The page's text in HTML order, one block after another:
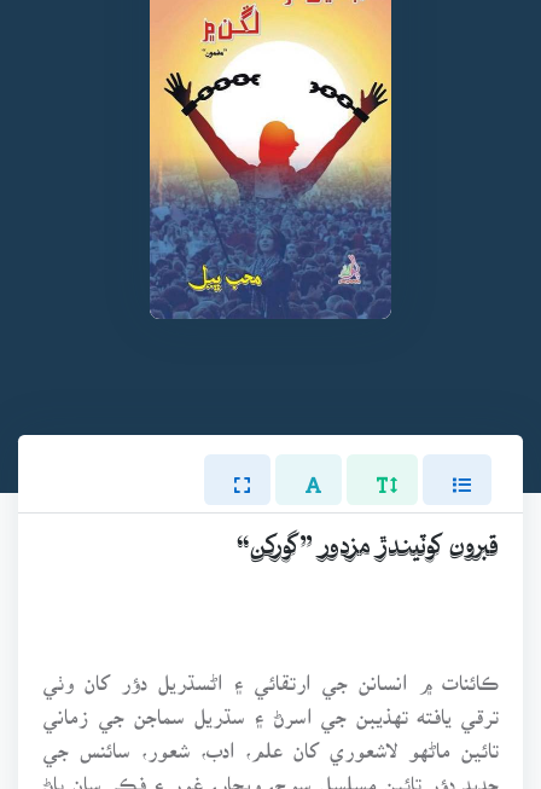
قبرون کوٽيندڙ مزدور ”گورکن“
ڪائنات ۾ انسانن جي ارتقائي ۽ اڻسڌريل دؤر کان وٺي
ترقي يافته تهذيبن جي اسرڻ ۽ سڌريل سماجن جي زماني
تائين ماڻهو لاشعوري کان علم، ادب، شعور، سائنس جي
جديد دؤر تائين مسلسل سوچ، ويچار، غور ۽ فڪر سان پاڻ